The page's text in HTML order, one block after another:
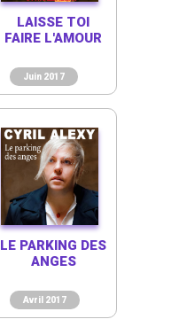
Juin 2017
LAISSE TOI
FAIRE L'AMOUR
Avril 2017
LE PARKING DES
ANGES